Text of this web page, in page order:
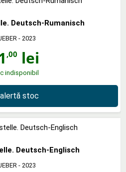
Deutsch-Rumanisch
- 2023
,00 lei
indisponibil
alertă stoc
Deutsch-Englisch
- 2023